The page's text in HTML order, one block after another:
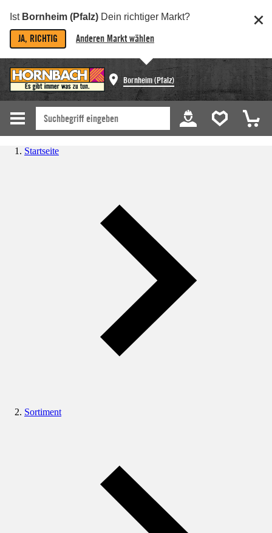
Ist Bornheim (Pfalz) Dein richtiger Markt?
JA, RICHTIG Anderen Markt wählen
Bornheim (Pfalz)
Startseite
Sortiment